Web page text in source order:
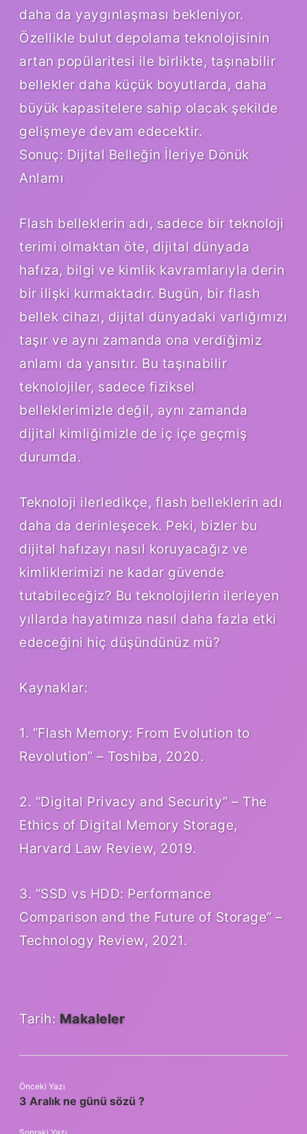
daha da yaygınlaşması bekleniyor.
Özellikle bulut depolama teknolojisinin
artan popülaritesi ile birlikte, taşınabilir
bellekler daha küçük boyutlarda, daha
büyük kapasitelere sahip olacak şekilde
gelişmeye devam edecektir.
Sonuç: Dijital Belleğin İleriye Dönük
Anlamı
Flash belleklerin adı, sadece bir teknoloji
terimi olmaktan öte, dijital dünyada
hafıza, bilgi ve kimlik kavramlarıyla derin
bir ilişki kurmaktadır. Bugün, bir flash
bellek cihazı, dijital dünyadaki varlığımızı
taşır ve aynı zamanda ona verdiğimiz
anlamı da yansıtır. Bu taşınabilir
teknolojiler, sadece fiziksel
belleklerimizle değil, aynı zamanda
dijital kimliğimizle de iç içe geçmiş
durumda.
Teknoloji ilerledikçe, flash belleklerin adı
daha da derinleşecek. Peki, bizler bu
dijital hafızayı nasıl koruyacağız ve
kimliklerimizi ne kadar güvende
tutabileceğiz? Bu teknolojilerin ilerleyen
yıllarda hayatımıza nasıl daha fazla etki
edeceğini hiç düşündünüz mü?
Kaynaklar:
1. “Flash Memory: From Evolution to
Revolution” – Toshiba, 2020.
2. “Digital Privacy and Security” – The
Ethics of Digital Memory Storage,
Harvard Law Review, 2019.
3. “SSD vs HDD: Performance
Comparison and the Future of Storage” –
Technology Review, 2021.
Tarih: Makaleler
Önceki Yazı
3 Aralık ne günü sözü ?